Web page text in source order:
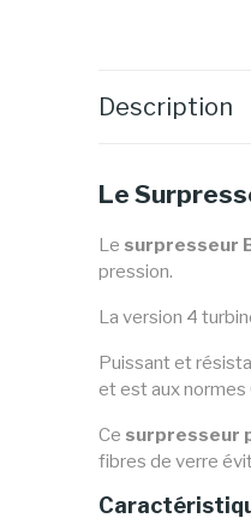
Description
Le
Le surpresseur
pression.
La version 4
Puissant et
et est aux normes
Ce surpresseur
fibres de verre